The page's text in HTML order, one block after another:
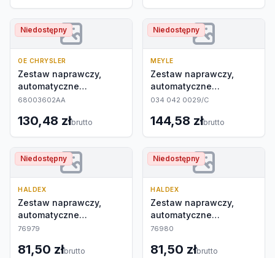
Niedostępny
OE CHRYSLER
Zestaw naprawczy,
automatyczne
nastawianie
68003602AA
130,48 złbrutto
Niedostępny
MEYLE
Zestaw naprawczy,
automatyczne
nastawianie
034 042 0029/C
144,58 złbrutto
Niedostępny
HALDEX
Zestaw naprawczy,
automatyczne
nastawianie
76979
81,50 złbrutto
Niedostępny
HALDEX
Zestaw naprawczy,
automatyczne
nastawianie
76980
81,50 złbrutto